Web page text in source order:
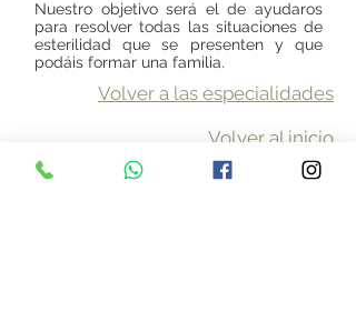
Nuestro objetivo será el de ayudaros
para resolver todas las situaciones de
esterilidad que se presenten y que
podáis formar una familia.
Volver a las especialidades
Volver al inicio